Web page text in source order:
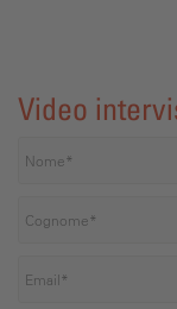
Video